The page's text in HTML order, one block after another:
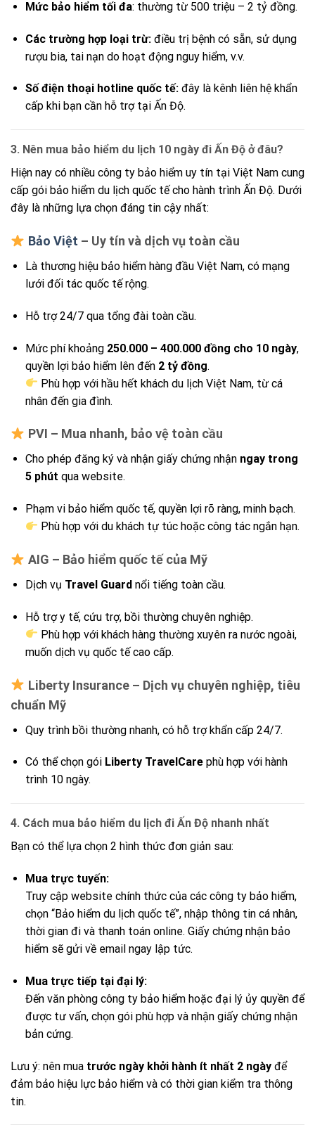
Mức bảo hiểm tối đa: thường từ 500 triệu – 2 tỷ đồng.
Các trường hợp loại trừ:điều trị bệnh có sẵn, sử dụng
rượu bia, tai nạn do hoạt động nguy hiểm, v.v.
Số điện thoại hotline quốc tế:đây là kênh liên hệ khẩn
cấp khi bạn cần hỗ trợ tại Ấn Độ.
3. Nên mua bảo hiểm du lịch 10 ngày đi Ấn Độ ở đâu?
Hiện nay có nhiều công ty bảo hiểm uy tín tại Việt Nam cung
cấp gói bảo hiểm du lịch quốc tế cho hành trình Ấn Độ. Dưới
đây là những lựa chọn đáng tin cậy nhất:
Bảo Việt – Uy tín và dịch vụ toàn cầu
Là thương hiệu bảo hiểm hàng đầu Việt Nam, có mạng
lưới đối tác quốc tế rộng.
Hỗ trợ 24/7 qua tổng đài toàn cầu.
Mức phí khoảng 250.000 – 400.000 đồng cho 10 ngày,
quyền lợi bảo hiểm lên đến 2 tỷ đồng.
Phù hợp với hầu hết khách du lịch Việt Nam, từ cá
nhân đến gia đình.
PVI – Mua nhanh, bảo vệ toàn cầu
Cho phép đăng ký và nhận giấy chứng nhận ngay trong
5 phút qua website.
Phạm vi bảo hiểm quốc tế, quyền lợi rõ ràng, minh bạch.
Phù hợp với du khách tự túc hoặc công tác ngắn hạn.
AIG – Bảo hiểm quốc tế của Mỹ
Dịch vụ Travel Guardnổi tiếng toàn cầu.
Hỗ trợ y tế, cứu trợ, bồi thường chuyên nghiệp.
Phù hợp với khách hàng thường xuyên ra nước ngoài,
muốn dịch vụ quốc tế cao cấp.
Liberty Insurance – Dịch vụ chuyên nghiệp, tiêu
chuẩn Mỹ
Quy trình bồi thường nhanh, có hỗ trợ khẩn cấp 24/7.
Có thể chọn gói Liberty TravelCarephù hợp với hành
trình 10 ngày.
4. Cách mua bảo hiểm du lịch đi Ấn Độ nhanh nhất
Bạn có thể lựa chọn 2 hình thức đơn giản sau:
Mua trực tuyến:
Truy cập website chính thức của các công ty bảo hiểm,
chọn “Bảo hiểm du lịch quốc tế”, nhập thông tin cá nhân,
thời gian đi và thanh toán online. Giấy chứng nhận bảo
hiểm sẽ gửi về email ngay lập tức.
Mua trực tiếp tại đại lý:
Đến văn phòng công ty bảo hiểm hoặc đại lý ủy quyền để
được tư vấn, chọn gói phù hợp và nhận giấy chứng nhận
bản cứng.
Lưu ý: nên mua trước ngày khởi hành ít nhất 2 ngày để
đảm bảo hiệu lực bảo hiểm và có thời gian kiểm tra thông
tin.